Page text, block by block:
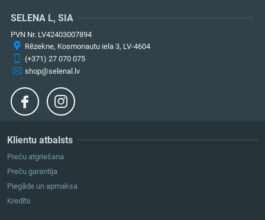
Klientu atbalsts
Preču atgriešana
Preču garantija
Piegāde un apmaksa
Kredīts
SELENA L, SIA
PVN Nr. LV42403007894
Rēzekne, Kosmonautu iela 3, LV-4604
(+371) 27 070 075
shop@selenal.lv